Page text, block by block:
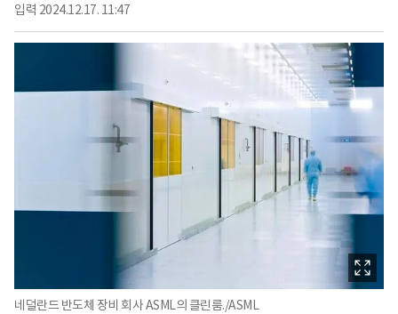
입력 2024.12.17. 11:47
네덜란드 반도체 장비 회사 ASML의 클린룸./ASML